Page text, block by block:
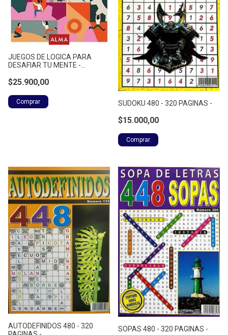
JUEGOS DE LOGICA PARA
DESAFIAR TU MENTE -
$25.900,00
SUDOKU 480 - 320 PAGINAS -
$15.000,00
AUTODEFINIDOS 480 - 320
SOPAS 480 - 320 PAGINAS -